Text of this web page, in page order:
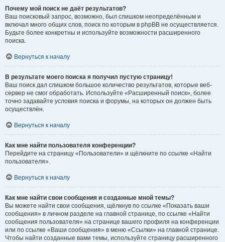
Почему мой поиск не даёт результатов?
Ваш поисковый запрос, возможно, был слишком неопределённым и
включал много общих слов, поиск по которым в phpBB не осуществляется.
Будьте более конкретны и используйте возможности расширенного
поиска.
Вернуться к началу
В результате моего поиска я получил пустую страницу!
Ваш поиск дал слишком большое количество результатов, которые веб-
сервер не смог обработать. Используйте «Расширенный поиск», более
точно задавайте условия поиска и форумы, на которых он должен быть
осуществлён.
Вернуться к началу
Как мне найти пользователя конференции?
Перейдите на страницу «Пользователи» и щёлкните по ссылке «Найти
пользователя».
Вернуться к началу
Как мне найти свои сообщения и созданные мной темы?
Вы можете найти свои сообщения, щёлкнув по ссылке «Показать ваши
сообщения» в личном разделе на главной странице, по ссылке «Найти
сообщения пользователя» на странице вашего профиля на конференции
или по ссылке «Ваши сообщения» в меню «Ссылки» на главной странице.
Чтобы найти созданные вами темы, используйте страницу расширенного